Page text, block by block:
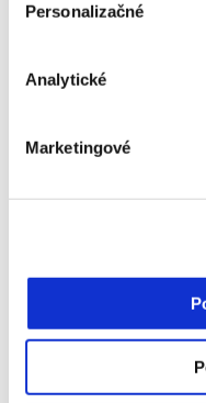
Personalizačné
Analytické
Marketingové
Mzdová kalkulačka